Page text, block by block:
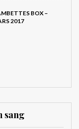
BOX –
2017
sang